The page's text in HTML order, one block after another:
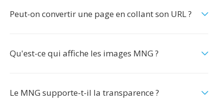
Peut-on convertir une page en collant son URL ?
Qu'est-ce qui affiche les images MNG ?
Le MNG supporte-t-il la transparence ?